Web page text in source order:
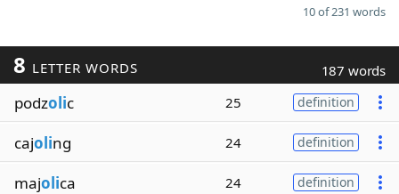
10 of 231 words
8 LETTER WORDS 187 words
podzolic 25 definition
cajoling 24 definition
majolica 24 definition